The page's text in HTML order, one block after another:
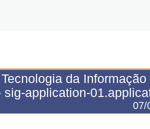
da
sig-application-
07/